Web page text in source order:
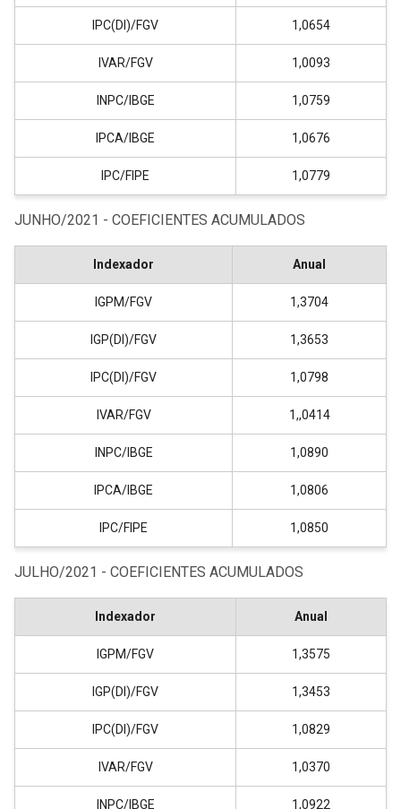
IPC(DI)/FGV 1,0654
IVAR/FGV 1,0093
INPC/IBGE 1,0759
IPCA/IBGE 1,0676
IPC/FIPE 1,0779
JUNHO/2021 - COEFICIENTES ACUMULADOS
Indexador Anual
IGPM/FGV 1,3704
IGP(DI)/FGV 1,3653
IPC(DI)/FGV 1,0798
IVAR/FGV 1,,0414
INPC/IBGE 1,0890
IPCA/IBGE 1,0806
IPC/FIPE 1,0850
JULHO/2021 - COEFICIENTES ACUMULADOS
Indexador Anual
IGPM/FGV 1,3575
IGP(DI)/FGV 1,3453
IPC(DI)/FGV 1,0829
IVAR/FGV 1,0370
INPC/IBGE 1,0922